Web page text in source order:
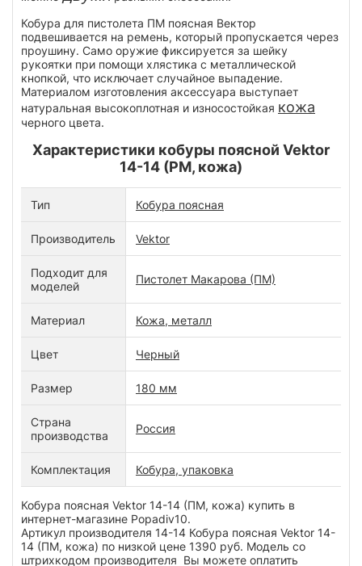
Кобура для пистолета ПМ поясная Вектор
подвешивается на ремень, который пропускается через
проушину. Само оружие фиксируется за шейку
рукоятки при помощи хлястика с металлической
кнопкой, что исключает случайное выпадение.
Материалом изготовления аксессуара выступает
натуральная высокоплотная и износостойкая кожа
черного цвета.
Характеристики кобуры поясной Vektor
14-14 (PM, кожа)
Тип Кобура поясная
Производитель Vektor
Подходит для
моделей
Пистолет Макарова (ПМ)
Материал Кожа, металл
Цвет Черный
Размер 180 мм
Страна
производства
Россия
Комплектация Кобура, упаковка
Кобура поясная Vektor 14-14 (ПМ, кожа) купить в
интернет-магазине Popadiv10.
Артикул производителя 14-14 Кобура поясная Vektor 14-
14 (ПМ, кожа) по низкой цене 1390 руб. Модель со
штрихкодом производителя Вы можете оплатить